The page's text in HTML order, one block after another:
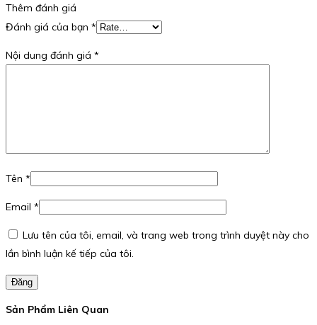
Thêm đánh giá
Đánh giá của bạn *
Nội dung đánh giá *
Tên *
Email *
Lưu tên của tôi, email, và trang web trong trình duyệt này cho
lần bình luận kế tiếp của tôi.
Đăng
Sản Phẩm Liên Quan